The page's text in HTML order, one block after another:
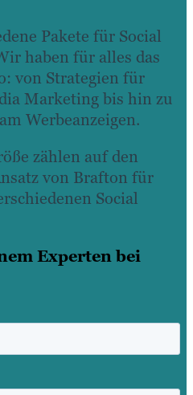
Pakete für Social
haben für alles das
von Strategien für
Marketing bis hin zu
Werbeanzeigen.
zählen auf den
von Brafton für
Social
Experten bei